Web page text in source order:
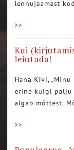
lennujaamast
>>
Kui
leiutada!
Hana Kivi,
erine kuigi palju
algab mõttest.
>>